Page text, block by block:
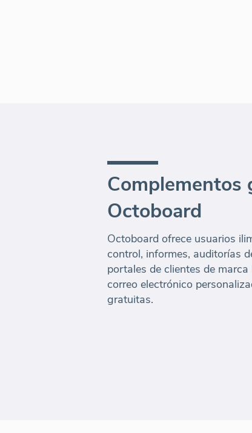
Complementos
Octoboard
Octoboard ofrece usuarios
control, informes, auditorías
portales de clientes de
correo electrónico
gratuitas.